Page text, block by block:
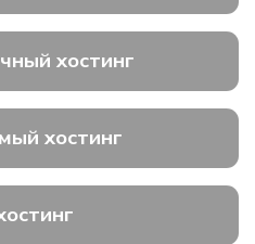
хостинг
хостинг